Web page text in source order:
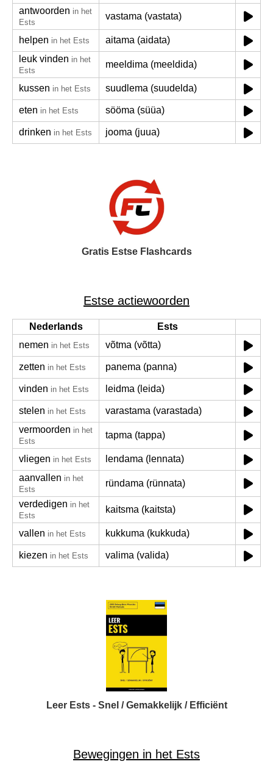
antwoorden in het
Ests
vastama (vastata)
helpen in het Ests
aitama (aidata)
leuk vinden in het
Ests
meeldima (meeldida)
kussen in het Ests suudlema (suudelda)
eten in het Ests sööma (süüa)
drinken in het Ests jooma (juua)
Gratis Estse Flashcards
Estse actiewoorden
Nederlands
Ests
nemen in het Ests võtma (võtta)
zetten in het Ests panema (panna)
vinden in het Ests leidma (leida)
stelen in het Ests
varastama (varastada)
vermoorden in het
Ests
tapma (tappa)
vliegen in het Ests
lendama (lennata)
aanvallen in het
Ests
ründama (rünnata)
verdedigen in het
Ests
kaitsma (kaitsta)
vallen in het Ests kukkuma (kukkuda)
kiezen in het Ests valima (valida)
Leer Ests - Snel / Gemakkelijk / Efficiënt
Bewegingen in het Ests